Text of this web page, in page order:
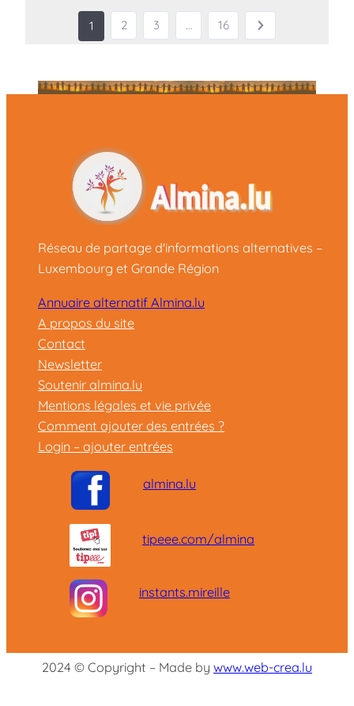
1 2 3 … 16
Réseau de partage d'informations alternatives –
Luxembourg et Grande Région
Annuaire alternatif Almina.lu
A propos du site
Contact
Newsletter
Soutenir almina.lu
Mentions légales et vie privée
Comment ajouter des entrées ?
Login – ajouter entrées
almina.lu
tipeee.com/almina
instants.mireille
2024 © Copyright – Made by www.web-crea.lu